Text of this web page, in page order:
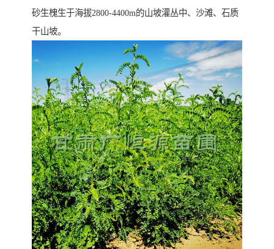
砂生槐生于海拔2800-4400m的山坡灌丛中、沙滩、石质
干山坡。